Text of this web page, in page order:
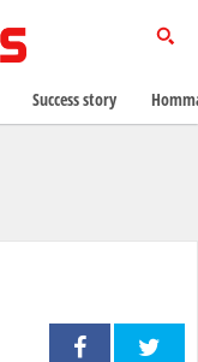
Success story